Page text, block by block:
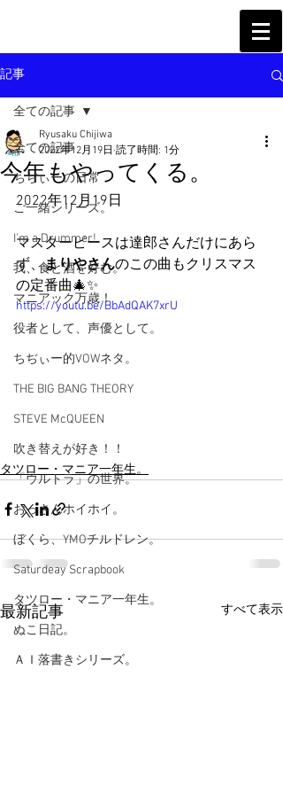
記事
全ての記事
ちぢぃーの日常
ご一緒シリーズ。
I'm a Drummer!
我、食と酒を好む。
マニアック万歳！
役者として、声優として。
ちぢぃー的VOWネタ。
THE BIG BANG THEORY
STEVE McQUEEN
吹き替えが好き！！
「ウルトラ」の世界。
おっさんホイホイ。
ぼくら、YMOチルドレン。
Saturdeay Scrapbook
タツロー・マニア一年生。
ぬこ日記。
ＡＩ落書きシリーズ。
全ての記事
今年もやってくる。
Ryusaku Chijiwa
2022年12月19日 読了時間: 1分
2022年12月19日
マスターピースは達郎さんだけにあら
ず、まりやさんのこの曲もクリスマス
の定番曲🎄✨
https://youtu.be/BbAdQAK7xrU
タツロー・マニア一年生。
最新記事 すべて表示